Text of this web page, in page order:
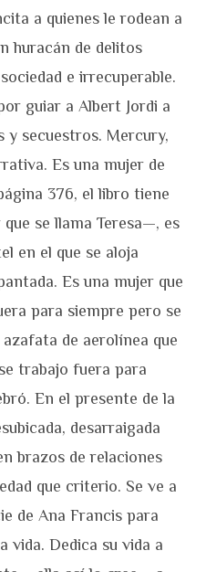
a quienes le rodean a
huracán de delitos
e irrecuperable.
guiar a Albert Jordi a
y secuestros. Mercury,
Es una mujer de
376, el libro tiene
se llama Teresa—, es
en el que se aloja
Es una mujer que
para siempre pero se
de aerolínea que
trabajo fuera para
En el presente de la
desarraigada
brazos de relaciones
que criterio. Se ve a
de Ana Francis para
vida. Dedica su vida a